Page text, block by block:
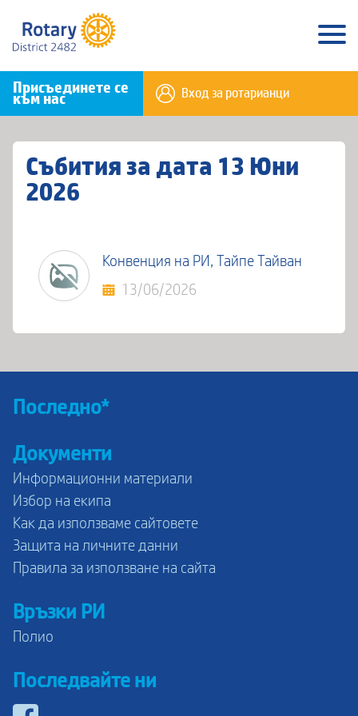
Присъединете се
към нас Вход за ротарианци
Събития за дата 13 Юни
2026
Конвенция на РИ, Тайпе Тайван
13/06/2026
Последно*
Документи
Информационни материали
Избор на екипа
Как да използваме сайтовете
Защита на личните данни
Правила за използване на сайта
Връзки РИ
Полио
Последвайте ни